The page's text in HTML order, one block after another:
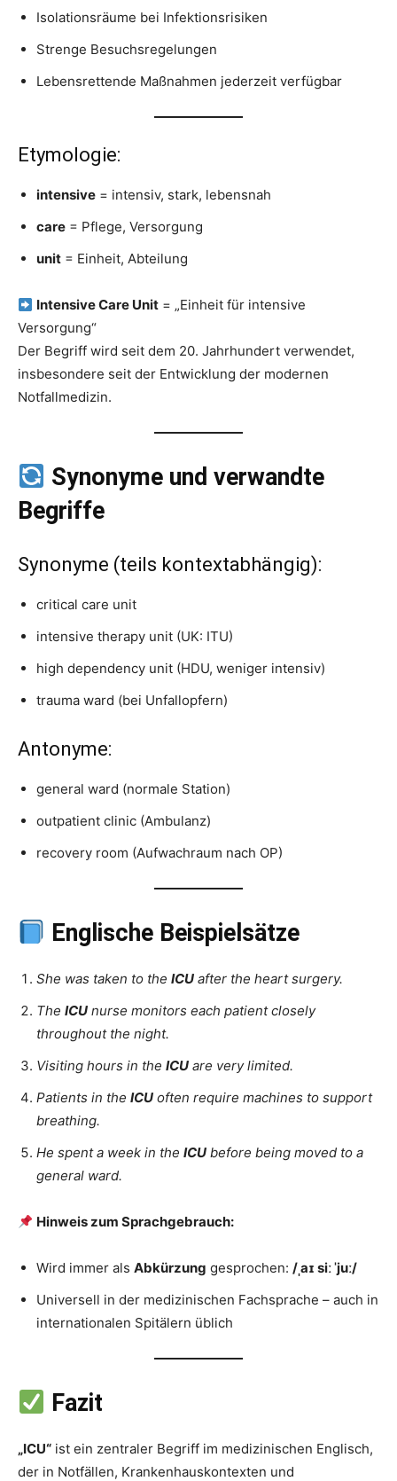
Isolationsräume bei Infektionsrisiken
Strenge Besuchsregelungen
Lebensrettende Maßnahmen jederzeit verfügbar
Etymologie:
intensive = intensiv, stark, lebensnah
care = Pflege, Versorgung
unit = Einheit, Abteilung
Intensive Care Unit = „Einheit für intensive
Versorgung“
Der Begriff wird seit dem 20. Jahrhundert verwendet,
insbesondere seit der Entwicklung der modernen
Notfallmedizin.
Synonyme und verwandte
Begriffe
Synonyme (teils kontextabhängig):
critical care unit
intensive therapy unit (UK: ITU)
high dependency unit (HDU, weniger intensiv)
trauma ward (bei Unfallopfern)
Antonyme:
general ward (normale Station)
outpatient clinic (Ambulanz)
recovery room (Aufwachraum nach OP)
Englische Beispielsätze
She was taken to the ICU after the heart surgery.
The ICU nurse monitors each patient closely
throughout the night.
Visiting hours in the ICU are very limited.
Patients in the ICU often require machines to support
breathing.
He spent a week in the ICU before being moved to a
general ward.
Hinweis zum Sprachgebrauch:
Wird immer als Abkürzung gesprochen: /ˌaɪ siː ˈjuː/
Universell in der medizinischen Fachsprache – auch in
internationalen Spitälern üblich
Fazit
„ICU“ ist ein zentraler Begriff im medizinischen Englisch,
der in Notfällen, Krankenhauskontexten und